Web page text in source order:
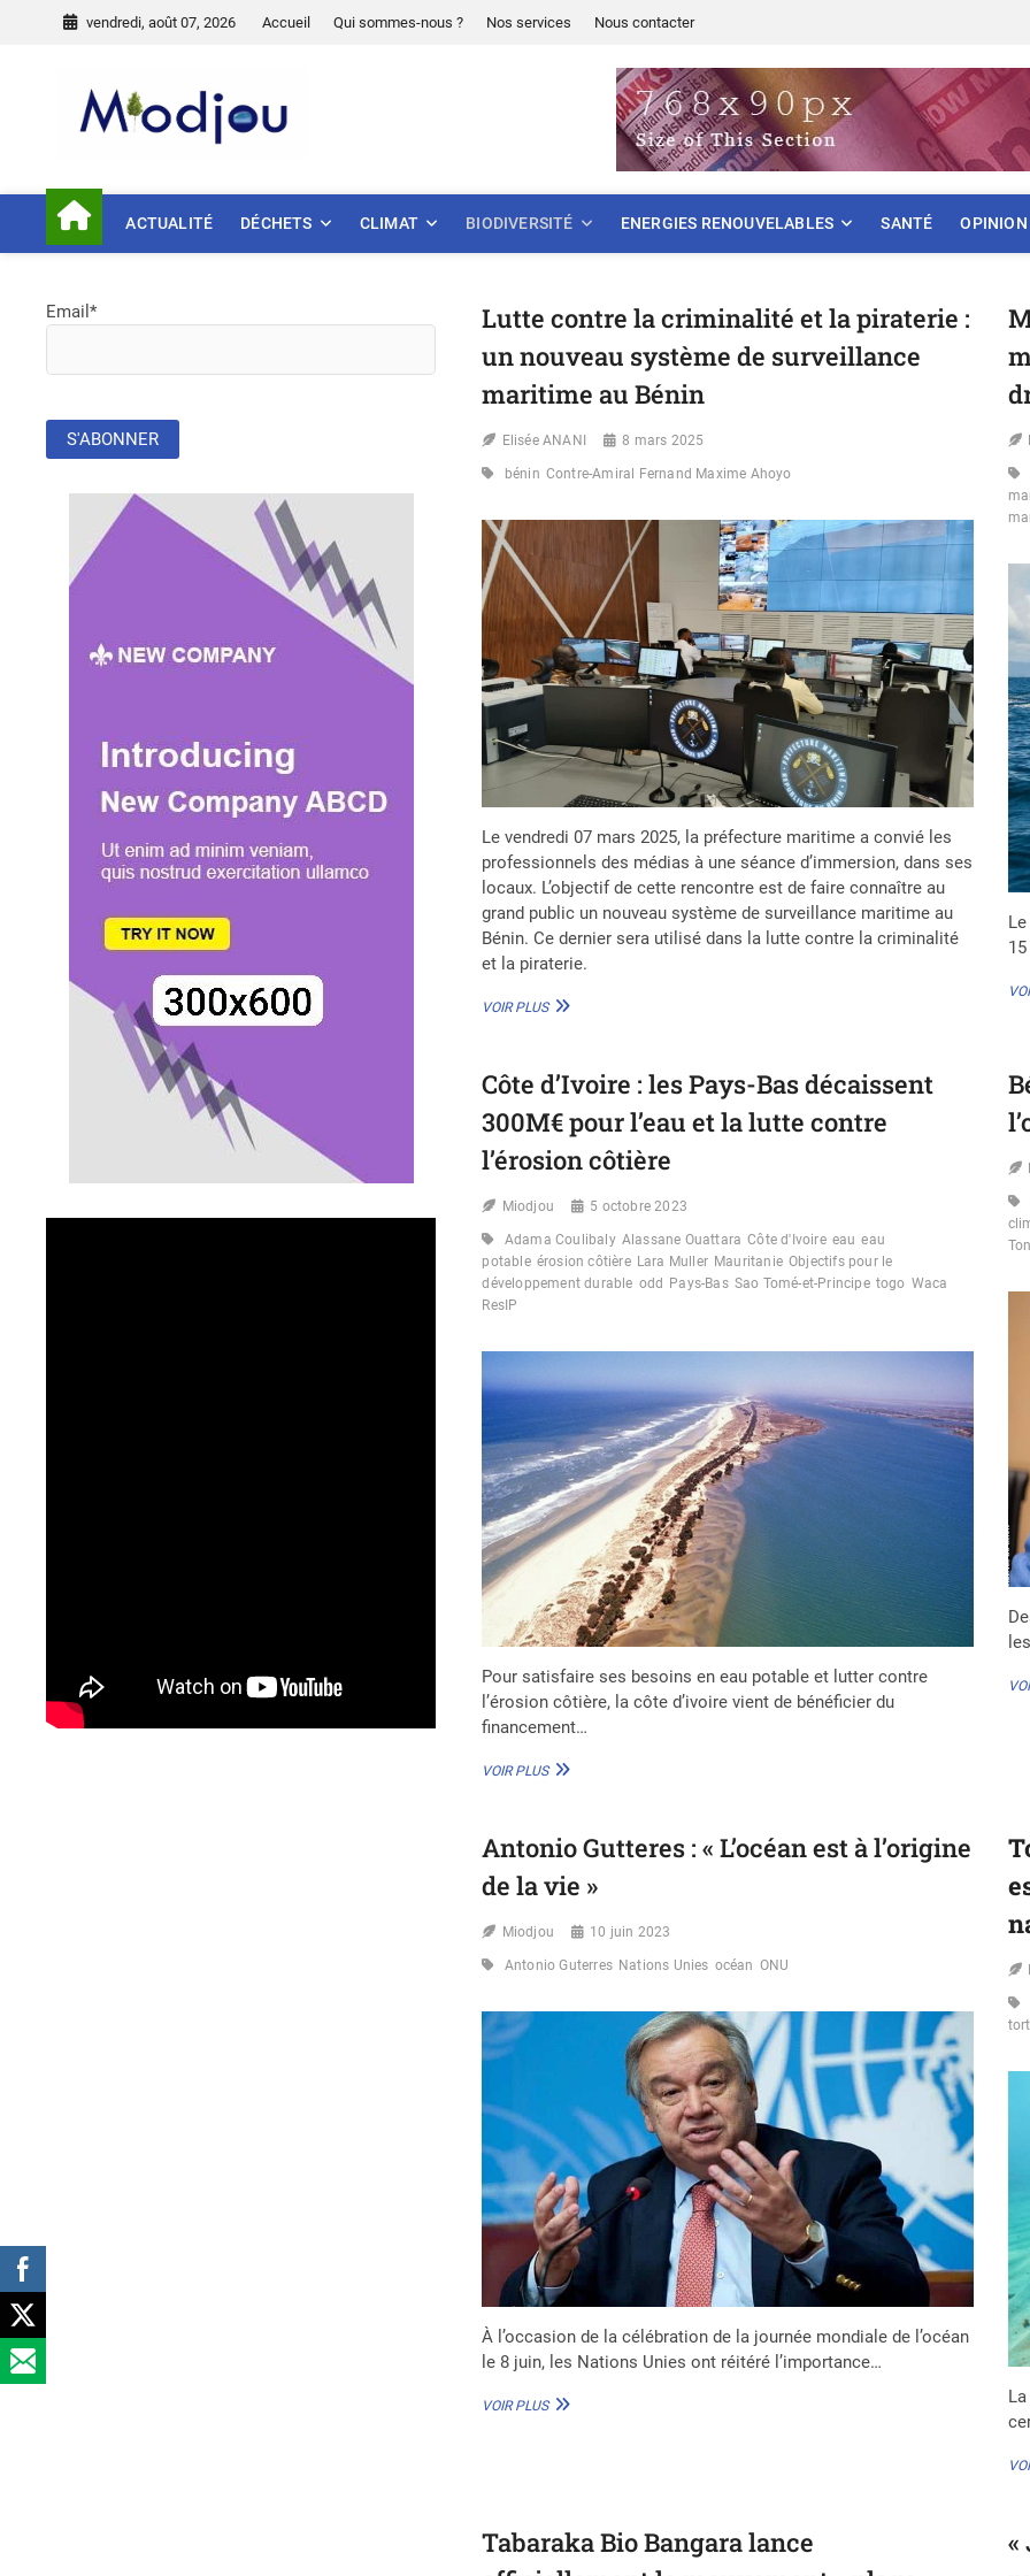
vendredi, août 07, 2026 Accueil Qui sommes-nous ? Nos services Nous contacter
ACTUALITÉ DÉCHETS CLIMAT BIODIVERSITÉ ENERGIES RENOUVELABLES SANTÉ OPINION
Lutte contre la criminalité et la piraterie :
un nouveau système de surveillance
maritime au Bénin
Elisée ANANI 8 mars 2025
bénin Contre-Amiral Fernand Maxime Ahoyo
Le vendredi 07 mars 2025, la préfecture maritime a convié les
professionnels des médias à une séance d’immersion, dans ses
locaux. L’objectif de cette rencontre est de faire connaître au
grand public un nouveau système de surveillance maritime au
Bénin. Ce dernier sera utilisé dans la lutte contre la criminalité
et la piraterie.
VOIR PLUSLUTTE
ET
PIRATERIE
:
UN
SYSTÈME
DE
SURVEILLANCE
AU
Côte d’Ivoire : les Pays-Bas décaissent
300M€ pour l’eau et la lutte contre
l’érosion côtière
Miodjou 5 octobre 2023
Adama Coulibaly Alassane Ouattara Côte d'Ivoire eau eau
potable érosion côtière Lara Muller Mauritanie Objectifs pour le
développement durable odd Pays-Bas Sao Tomé-et-Principe togo Waca
ResIP
Pour satisfaire ses besoins en eau potable et lutter contre
l’érosion côtière, la côte d’ivoire vient de bénéficier du
financement…
VOIR PLUSCÔTE
PAYS-
DÉCAISSENT
POUR
ET
LUTTE
Antonio Gutteres : « L’océan est à l’origine
de la vie »
Miodjou 10 juin 2023
Antonio Guterres Nations Unies océan ONU
À l’occasion de la célébration de la journée mondiale de l’océan
le 8 juin, les Nations Unies ont réitéré l’importance…
VOIR PLUSANTONIO
DE
Tabaraka Bio Bangara lance
«
Email*